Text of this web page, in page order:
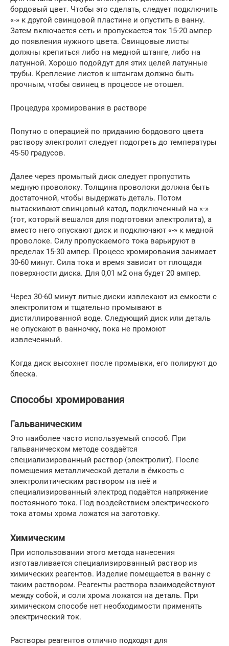
бордовый цвет. Чтобы это сделать, следует подключить
«-» к другой свинцовой пластине и опустить в ванну.
Затем включается сеть и пропускается ток 15-20 ампер
до появления нужного цвета. Свинцовые листы
должны крепиться либо на медной штанге, либо на
латунной. Хорошо подойдут для этих целей латунные
трубы. Крепление листов к штангам должно быть
прочным, чтобы свинец в процессе не отошел.
Процедура хромирования в растворе
Попутно с операцией по приданию бордового цвета
раствору электролит следует подогреть до температуры
45-50 градусов.
Далее через промытый диск следует пропустить
медную проволоку. Толщина проволоки должна быть
достаточной, чтобы выдержать деталь. Потом
вытаскивают свинцовый катод, подключенный на «-»
(тот, который вешался для подготовки электролита), а
вместо него опускают диск и подключают «-» к медной
проволоке. Силу пропускаемого тока варьируют в
пределах 15-30 ампер. Процесс хромирования занимает
30-60 минут. Сила тока и время зависит от площади
поверхности диска. Для 0,01 м2 она будет 20 ампер.
Через 30-60 минут литые диски извлекают из емкости с
электролитом и тщательно промывают в
дистиллированной воде. Следующий диск или деталь
не опускают в ванночку, пока не промоют
извлеченный.
Когда диск высохнет после промывки, его полируют до
блеска.
Способы хромирования
Гальваническим
Это наиболее часто используемый способ. При
гальваническом методе создаётся
специализированный раствор (электролит). После
помещения металлической детали в ёмкость с
электролитическим раствором на неё и
специализированный электрод подаётся напряжение
постоянного тока. Под воздействием электрического
тока атомы хрома ложатся на заготовку.
Химическим
При использовании этого метода нанесения
изготавливается специализированный раствор из
химических реагентов. Изделие помещается в ванну с
таким раствором. Реагенты раствора взаимодействуют
между собой, и соли хрома ложатся на деталь. При
химическом способе нет необходимости применять
электрический ток.
Растворы реагентов отлично подходят для